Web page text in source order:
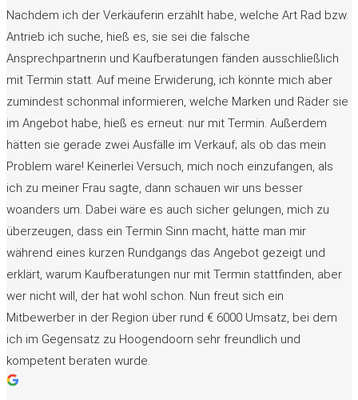
Nachdem ich der Verkäuferin erzählt habe, welche Art Rad bzw.
Antrieb ich suche, hieß es, sie sei die falsche
Ansprechpartnerin und Kaufberatungen fänden ausschließlich
mit Termin statt. Auf meine Erwiderung, ich könnte mich aber
zumindest schonmal informieren, welche Marken und Räder sie
im Angebot habe, hieß es erneut: nur mit Termin. Außerdem
hätten sie gerade zwei Ausfälle im Verkauf; als ob das mein
Problem wäre! Keinerlei Versuch, mich noch einzufangen, als
ich zu meiner Frau sagte, dann schauen wir uns besser
woanders um. Dabei wäre es auch sicher gelungen, mich zu
überzeugen, dass ein Termin Sinn macht, hätte man mir
während eines kurzen Rundgangs das Angebot gezeigt und
erklärt, warum Kaufberatungen nur mit Termin stattfinden, aber
wer nicht will, der hat wohl schon. Nun freut sich ein
Mitbewerber in der Region über rund € 6000 Umsatz, bei dem
ich im Gegensatz zu Hoogendoorn sehr freundlich und
kompetent beraten wurde.